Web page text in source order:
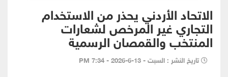
الاتحاد الأردني يحذر من الاستخدام
التجاري غير المرخص لشعارات
المنتخب والقمصان الرسمية
تاريخ النشر : السبت - 13-6-2026 - 7:34 PM